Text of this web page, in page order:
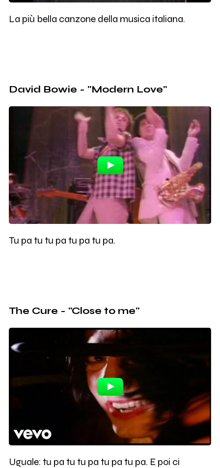
La più bella canzone della musica italiana.
David Bowie - "Modern Love"
Tu pa tu tu pa tu pa tu pa.
The Cure - "Close to me"
Uguale: tu pa tu tu pa tu pa tu pa. E poi ci